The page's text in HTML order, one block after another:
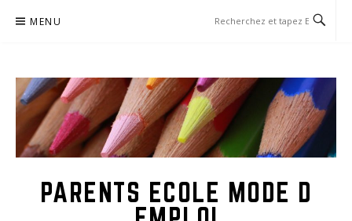
MENU
PARENTS ECOLE MODE D